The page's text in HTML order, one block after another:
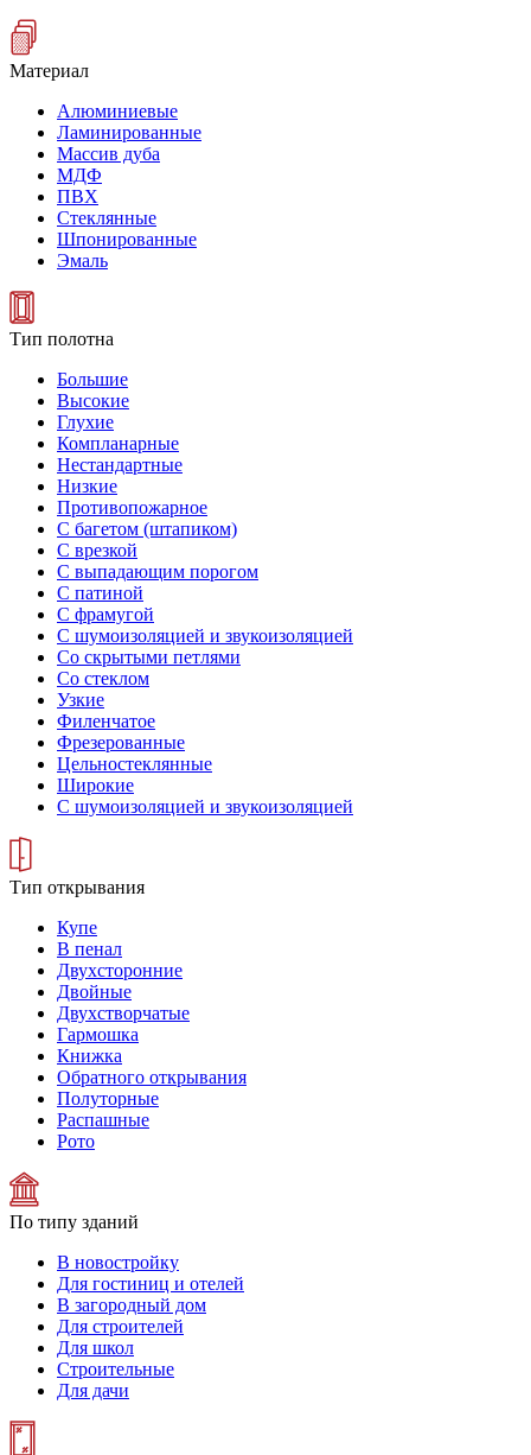
Материал
Алюминиевые
Ламинированные
Массив дуба
МДФ
ПВХ
Стеклянные
Шпонированные
Эмаль
Тип полотна
Большие
Высокие
Глухие
Компланарные
Нестандартные
Низкие
Противопожарное
С багетом (штапиком)
С врезкой
С выпадающим порогом
С патиной
С фрамугой
С шумоизоляцией и звукоизоляцией
Со скрытыми петлями
Со стеклом
Узкие
Филенчатое
Фрезерованные
Цельностеклянные
Широкие
С шумоизоляцией и звукоизоляцией
Тип открывания
Купе
В пенал
Двухсторонние
Двойные
Двухстворчатые
Гармошка
Книжка
Обратного открывания
Полуторные
Распашные
Рото
По типу зданий
В новостройку
Для гостиниц и отелей
В загородный дом
Для строителей
Для школ
Строительные
Для дачи